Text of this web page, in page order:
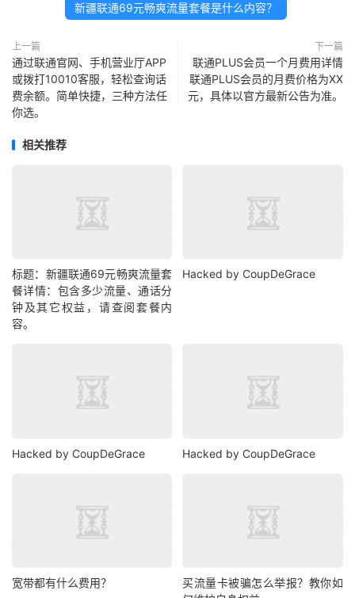
新疆联通69元畅爽流量套餐是什么内容？
上一篇
通过联通官网、手机营业厅APP
或拨打10010客服，轻松查询话
费余额。简单快捷，三种方法任
你选。
下一篇
联通PLUS会员一个月费用详情
联通PLUS会员的月费价格为XX
元，具体以官方最新公告为准。
相关推荐
标题：新疆联通69元畅爽流量套
餐详情：包含多少流量、通话分
钟及其它权益，请查阅套餐内
容。
Hacked by CoupDeGrace
Hacked by CoupDeGrace Hacked by CoupDeGrace
宽带都有什么费用？
买流量卡被骗怎么举报？教你如